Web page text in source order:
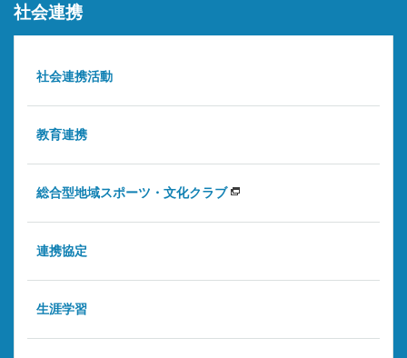
社会連携
社会連携活動
教育連携
総合型地域スポーツ・文化クラブ
連携協定
生涯学習